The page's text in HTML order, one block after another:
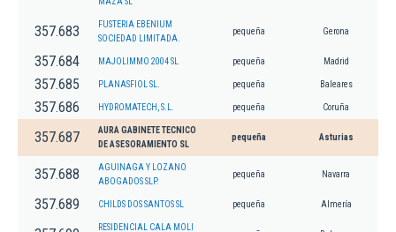
357.683
FUSTERIA EBENIUM
SOCIEDAD LIMITADA.
pequeña Gerona
357.684 MAJOLIMMO 2004 SL pequeña Madrid
357.685 PLANASFIOL SL. pequeña Baleares
357.686 HYDROMATECH, S.L. pequeña Coruña
357.687
AURA GABINETE TECNICO
DE ASESORAMIENTO SL
pequeña Asturias
357.688
AGUINAGA Y LOZANO
ABOGADOS SLP.
pequeña Navarra
357.689 CHILDS DOS SANTOS SL pequeña Almería
RESIDENCIAL CALA MOLI